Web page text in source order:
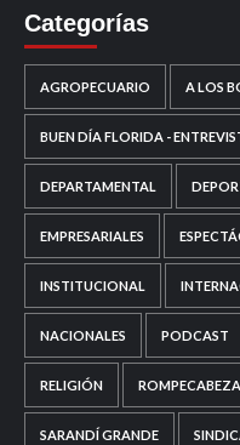
Categorías
AGROPECUARIO A LOS
BUEN DÍA FLORIDA -
DEPARTAMENTAL
EMPRESARIALES
INSTITUCIONAL
NACIONALES PODCAST
RELIGIÓN
SARANDÍ GRANDE